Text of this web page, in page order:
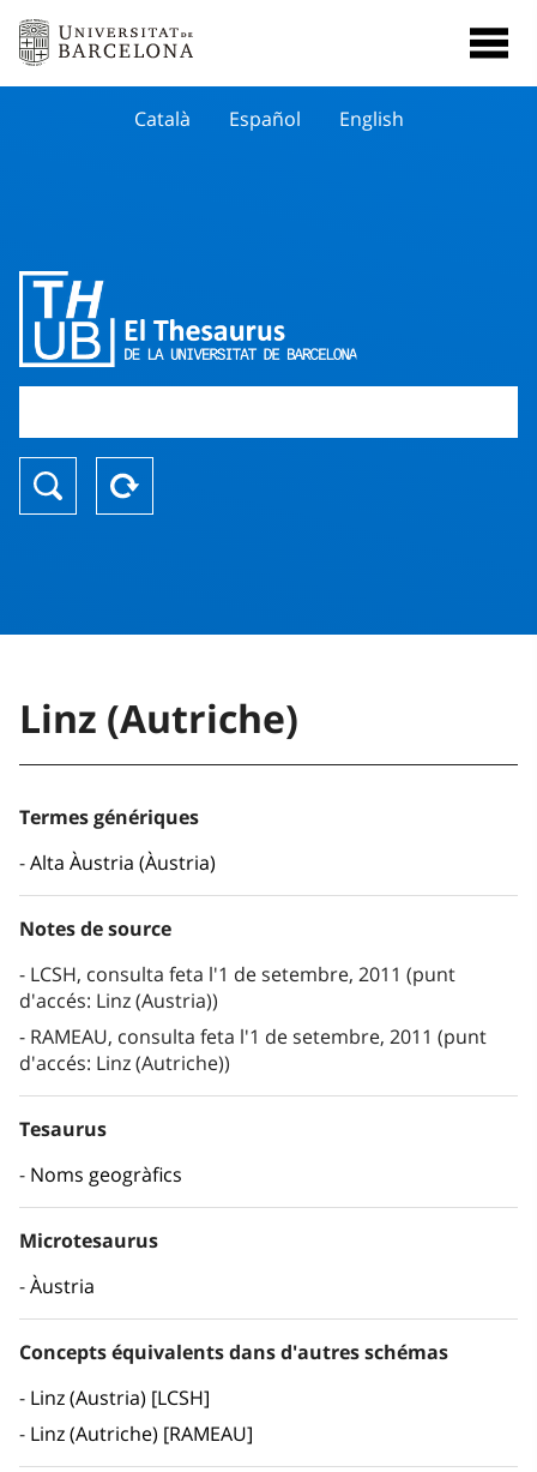
Català Español English
Linz (Autriche)
Termes génériques
Alta Àustria (Àustria)
Notes de source
LCSH, consulta feta l'1 de setembre, 2011 (punt
d'accés: Linz (Austria))
RAMEAU, consulta feta l'1 de setembre, 2011 (punt
d'accés: Linz (Autriche))
Tesaurus
Noms geogràfics
Microtesaurus
Àustria
Concepts équivalents dans d'autres schémas
Linz (Austria) [LCSH]
Linz (Autriche) [RAMEAU]